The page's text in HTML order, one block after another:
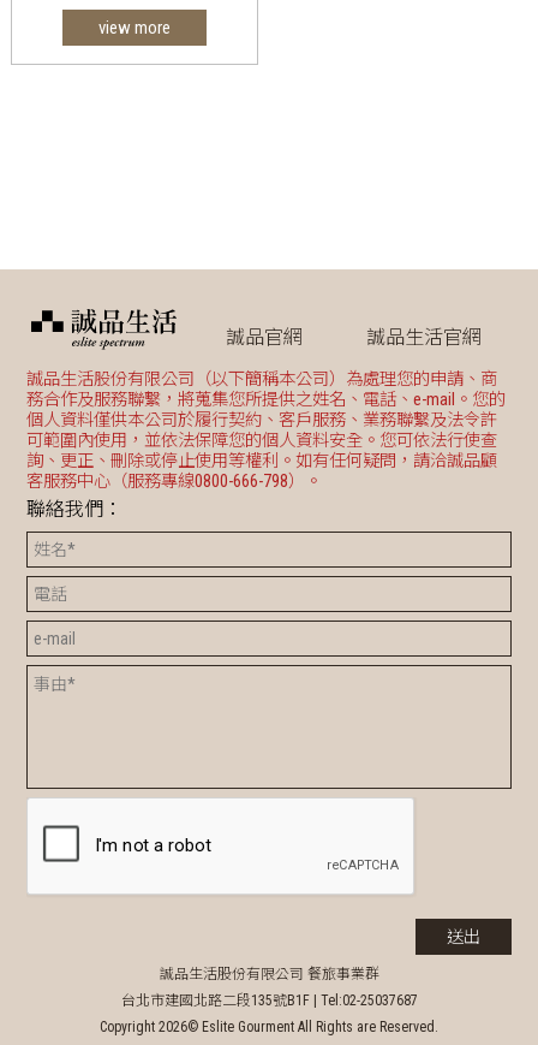
view more
誠品官網 誠品生活官網
誠品生活股份有限公司（以下簡稱本公司）為處理您的申請、商
務合作及服務聯繫，將蒐集您所提供之姓名、電話、e-mail。您的
個人資料僅供本公司於履行契約、客戶服務、業務聯繫及法令許
可範圍內使用，並依法保障您的個人資料安全。您可依法行使查
詢、更正、刪除或停止使用等權利。如有任何疑問，請洽誠品顧
客服務中心（服務專線0800-666-798）。
聯絡我們：
誠品生活股份有限公司 餐旅事業群
台北市建國北路二段135號B1F | Tel:02-25037687
Copyright 2026© Eslite Gourment All Rights are Reserved.